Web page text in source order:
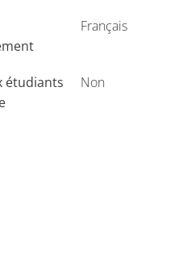
Français
étudiants
Non